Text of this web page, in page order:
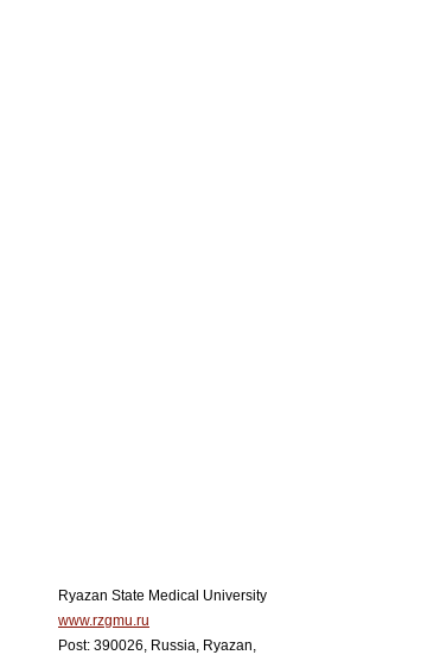
Ryazan State Medical University
www.rzgmu.ru
Post: 390026, Russia, Ryazan,